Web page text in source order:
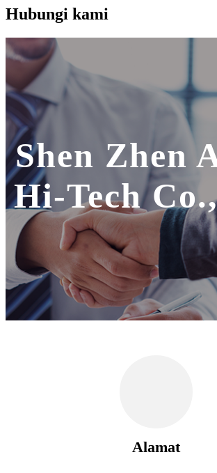
Hubungi kami
Shen Zhen
Hi-Tech
Alamat